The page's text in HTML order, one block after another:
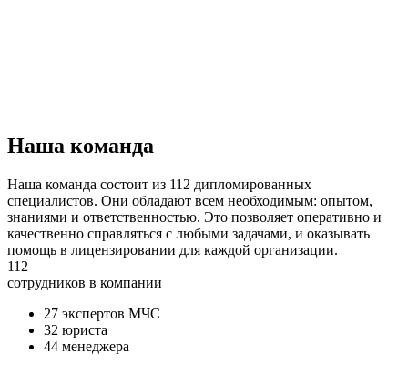
Наша команда
Наша команда состоит из 112 дипломированных
специалистов. Они обладают всем необходимым: опытом,
знаниями и ответственностью. Это позволяет оперативно и
качественно справляться с любыми задачами, и оказывать
помощь в лицензировании для каждой организации.
112
сотрудников в компании
27 экспертов МЧС
32 юриста
44 менеджера